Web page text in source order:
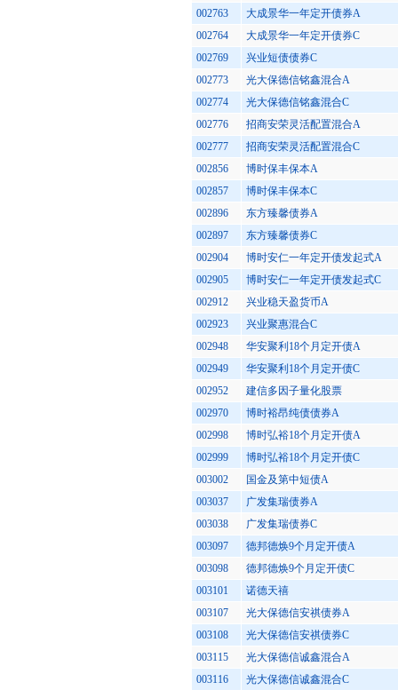
002763
大成景华一年定开债券A
002764
大成景华一年定开债券C
002769
兴业短债债券C
002773
光大保德信铭鑫混合A
002774
光大保德信铭鑫混合C
002776
招商安荣灵活配置混合A
002777
招商安荣灵活配置混合C
002856
博时保丰保本A
002857
博时保丰保本C
002896
东方臻馨债券A
002897
东方臻馨债券C
002904
博时安仁一年定开债发起式A
002905
博时安仁一年定开债发起式C
002912
兴业稳天盈货币A
002923
兴业聚惠混合C
002948
华安聚利18个月定开债A
002949
华安聚利18个月定开债C
002952
建信多因子量化股票
002970
博时裕昂纯债债券A
002998
博时弘裕18个月定开债A
002999
博时弘裕18个月定开债C
003002
国金及第中短债A
003037
广发集瑞债券A
003038
广发集瑞债券C
003097
德邦德焕9个月定开债A
003098
德邦德焕9个月定开债C
003101
诺德天禧
003107
光大保德信安祺债券A
003108
光大保德信安祺债券C
003115
光大保德信诚鑫混合A
003116
光大保德信诚鑫混合C